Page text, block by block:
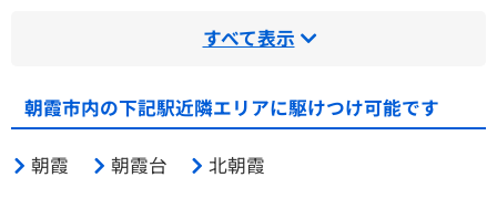
すべて表示
朝霞市内の下記駅近隣エリアに駆けつけ可能です
朝霞 朝霞台 北朝霞